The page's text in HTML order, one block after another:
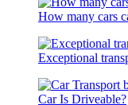
How many cars
Exceptional